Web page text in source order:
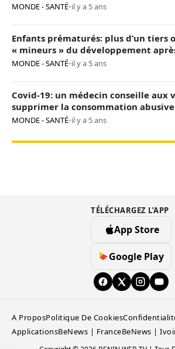
MONDE - SANTÉ•il y a 5 ans
Enfants prématurés: plus d’un tiers
« mineurs » du développement
MONDE - SANTÉ•il y a 5 ans
Covid-19: un médecin conseille aux
supprimer la consommation abusive
MONDE - SANTÉ•il y a 5 ans
TÉLÉCHARGEZ L’APP
App Store
Google Play
A ProposPolitique De Cookies
ApplicationsBeNews | FranceBeNews |